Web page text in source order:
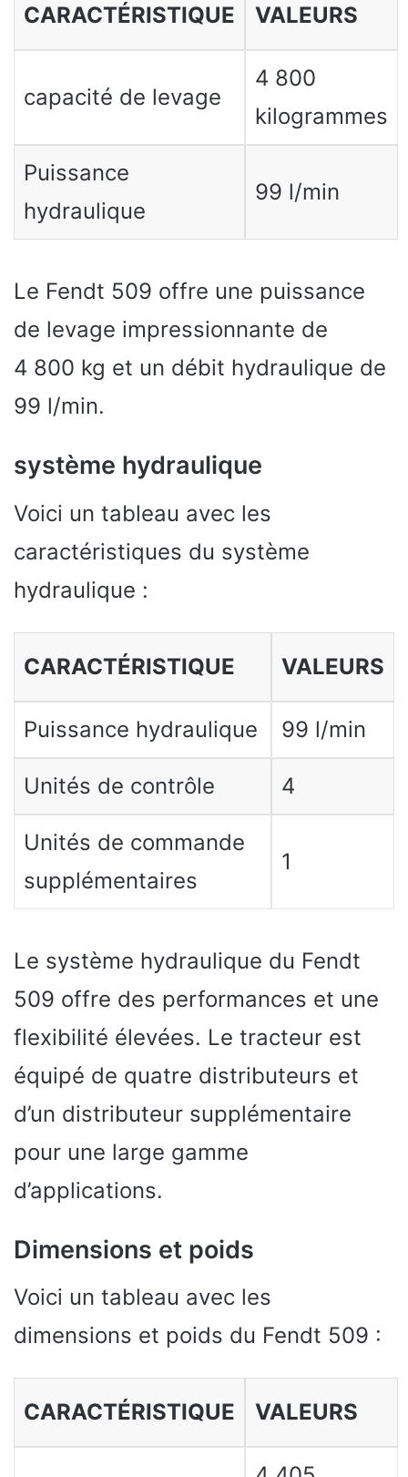
CARACTÉRISTIQUE VALEURS
capacité de levage
4 800
kilogrammes
Puissance
hydraulique
99 l/min
Le Fendt 509 offre une puissance
de levage impressionnante de
4 800 kg et un débit hydraulique de
99 l/min.
système hydraulique
Voici un tableau avec les
caractéristiques du système
hydraulique :
CARACTÉRISTIQUE VALEURS
Puissance hydraulique 99 l/min
Unités de contrôle 4
Unités de commande
supplémentaires
1
Le système hydraulique du Fendt
509 offre des performances et une
flexibilité élevées. Le tracteur est
équipé de quatre distributeurs et
d’un distributeur supplémentaire
pour une large gamme
d’applications.
Dimensions et poids
Voici un tableau avec les
dimensions et poids du Fendt 509 :
CARACTÉRISTIQUE VALEURS